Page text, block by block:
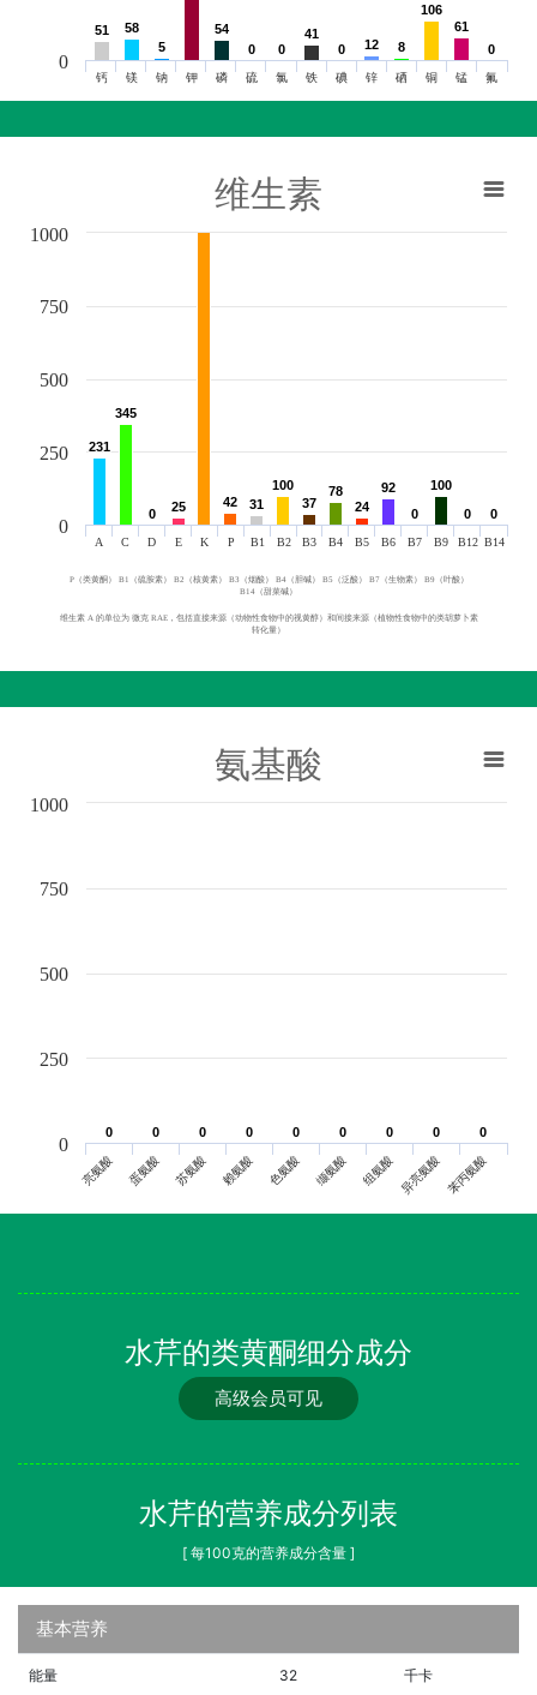
51
51 58
58
5
5
54
54
0
0 0
0
41
41
0
0 12
12 8
8
106
106
61
61
0
0
钙 镁 钠 钾 磷 硫 氯 铁 碘 锌 硒 铜 锰 氟
0
维生素
231
231
345
345
0
0 25
25 42
42 31
31
100
100
37
37
78
78
24
24
92
92
0
0
100
100
0
0 0
0
A C D E K P B1 B2 B3 B4 B5 B6 B7 B9 B12 B14
0
250
500
750
1000
P（类黄酮） B1（硫胺素） B2（核黄素） B3（烟酸） B4（胆碱） B5（泛酸） B7（生物素） B9（叶酸）
B14（甜菜碱）
维生素 A 的单位为 微克 RAE，包括直接来源（动物性食物中的视黄醇）和间接来源（植物性食物中的类胡萝卜素
转化量）
氨基酸
0
0 0
0 0
0 0
0 0
0 0
0 0
0 0
0 0
0
亮氨酸 蛋氨酸 苏氨酸 赖氨酸 色氨酸 缬氨酸 组氨酸 异亮氨酸苯丙氨酸
0
250
500
750
1000
水芹的类黄酮细分成分
高级会员可见
水芹的营养成分列表
[ 每100克的营养成分含量 ]
基本营养
能量 32 千卡